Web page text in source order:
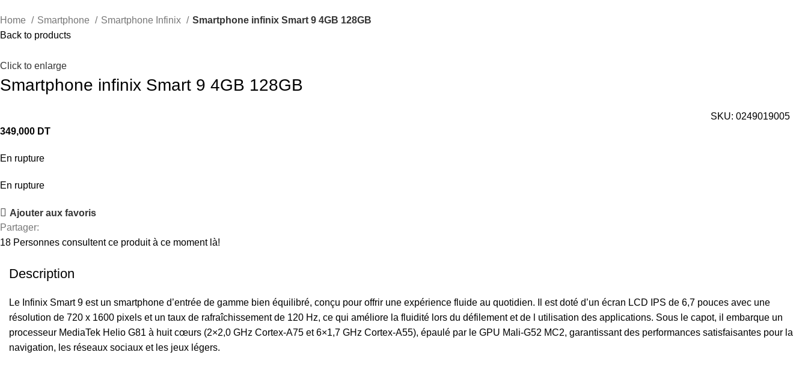
Home Smartphone Smartphone Infinix
Smartphone infinix Smart 9 4GB 128GB
Back to products
Click to enlarge
Smartphone infinix Smart 9 4GB 128GB
SKU:0249019005
349,000 DT
En rupture
En rupture
Ajouter aux favoris
Partager:
18 Personnes consultent ce produit à ce moment là!
Description
Le Infinix Smart 9 est un smartphone d’entrée de gamme bien équilibré, conçu pour offrir une expérience fluide au quotidien. Il est doté d’un écran LCD IPS de 6,7 pouces avec une
résolution de 720 x 1600 pixels et un taux de rafraîchissement de 120 Hz, ce qui améliore la fluidité lors du défilement et de l utilisation des applications. Sous le capot, il embarque un
processeur MediaTek Helio G81 à huit cœurs (2×2,0 GHz Cortex-A75 et 6×1,7 GHz Cortex-A55), épaulé par le GPU Mali-G52 MC2, garantissant des performances satisfaisantes pour la
navigation, les réseaux sociaux et les jeux légers.